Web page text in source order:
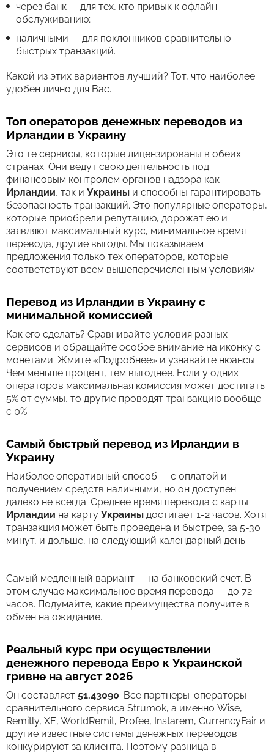
через банк — для тех, кто привык к офлайн-
обслуживанию;
наличными — для поклонников сравнительно
быстрых транзакций.
Какой из этих вариантов лучший? Тот, что наиболее
удобен лично для Вас.
Топ операторов денежных переводов из
Ирландии в Украину
Это те сервисы, которые лицензированы в обеих
странах. Они ведут свою деятельность под
финансовым контролем органов надзора как
Ирландии, так и Украины и способны гарантировать
безопасность транзакций. Это популярные операторы,
которые приобрели репутацию, дорожат ею и
заявляют максимальный курс, минимальное время
перевода, другие выгоды. Мы показываем
предложения только тех операторов, которые
соответствуют всем вышеперечисленным условиям.
Перевод из Ирландии в Украину с
минимальной комиссией
Как его сделать? Сравнивайте условия разных
сервисов и обращайте особое внимание на иконку с
монетами. Жмите «Подробнее» и узнавайте нюансы.
Чем меньше процент, тем выгоднее. Если у одних
операторов максимальная комиссия может достигать
5% от суммы, то другие проводят транзакцию вообще
с 0%.
Самый быстрый перевод из Ирландии в
Украину
Наиболее оперативный способ — с оплатой и
получением средств наличными, но он доступен
далеко не всегда. Среднее время перевода c карты
Ирландии на карту Украины достигает 1-2 часов. Хотя
транзакция может быть проведена и быстрее, за 5-30
минут, и дольше, на следующий календарный день.
Самый медленный вариант — на банковский счет. В
этом случае максимальное время перевода — до 72
часов. Подумайте, какие преимущества получите в
обмен на ожидание.
Реальный курс при осуществлении
денежного перевода Евро к Украинской
гривне на август 2026
Он составляет 51.43090. Все партнеры-операторы
сравнительного сервиса Strumok, а именно Wise,
Remitly, XE, WorldRemit, Profee, Instarem, CurrencyFair и
другие известные системы денежных переводов
конкурируют за клиента. Поэтому разница в